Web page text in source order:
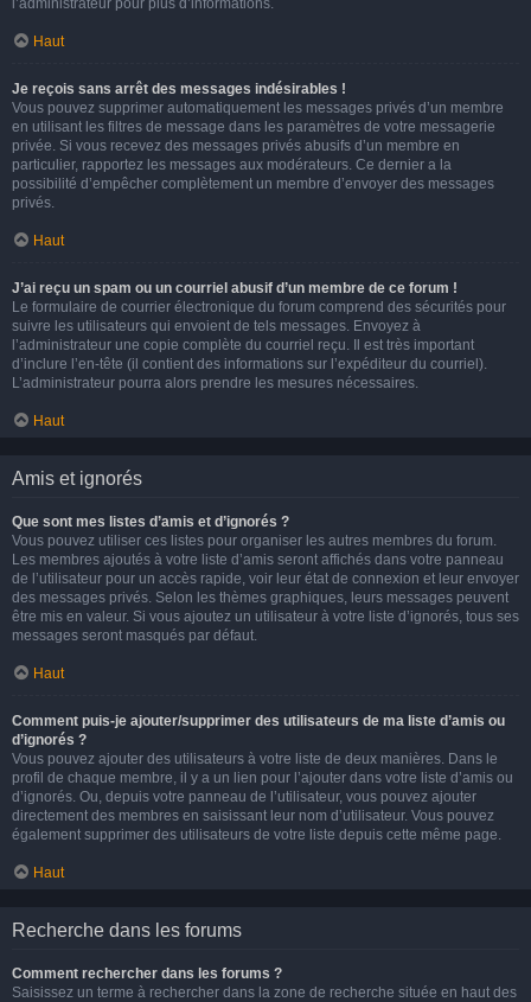
l’administrateur pour plus d’informations.
Haut
Je reçois sans arrêt des messages indésirables !
Vous pouvez supprimer automatiquement les messages privés d’un membre
en utilisant les filtres de message dans les paramètres de votre messagerie
privée. Si vous recevez des messages privés abusifs d’un membre en
particulier, rapportez les messages aux modérateurs. Ce dernier a la
possibilité d’empêcher complètement un membre d’envoyer des messages
privés.
Haut
J’ai reçu un spam ou un courriel abusif d’un membre de ce forum !
Le formulaire de courrier électronique du forum comprend des sécurités pour
suivre les utilisateurs qui envoient de tels messages. Envoyez à
l’administrateur une copie complète du courriel reçu. Il est très important
d’inclure l’en-tête (il contient des informations sur l’expéditeur du courriel).
L’administrateur pourra alors prendre les mesures nécessaires.
Haut
Amis et ignorés
Que sont mes listes d’amis et d’ignorés ?
Vous pouvez utiliser ces listes pour organiser les autres membres du forum.
Les membres ajoutés à votre liste d’amis seront affichés dans votre panneau
de l’utilisateur pour un accès rapide, voir leur état de connexion et leur envoyer
des messages privés. Selon les thèmes graphiques, leurs messages peuvent
être mis en valeur. Si vous ajoutez un utilisateur à votre liste d’ignorés, tous ses
messages seront masqués par défaut.
Haut
Comment puis-je ajouter/supprimer des utilisateurs de ma liste d’amis ou
d’ignorés ?
Vous pouvez ajouter des utilisateurs à votre liste de deux manières. Dans le
profil de chaque membre, il y a un lien pour l’ajouter dans votre liste d’amis ou
d’ignorés. Ou, depuis votre panneau de l’utilisateur, vous pouvez ajouter
directement des membres en saisissant leur nom d’utilisateur. Vous pouvez
également supprimer des utilisateurs de votre liste depuis cette même page.
Haut
Recherche dans les forums
Comment rechercher dans les forums ?
Saisissez un terme à rechercher dans la zone de recherche située en haut des